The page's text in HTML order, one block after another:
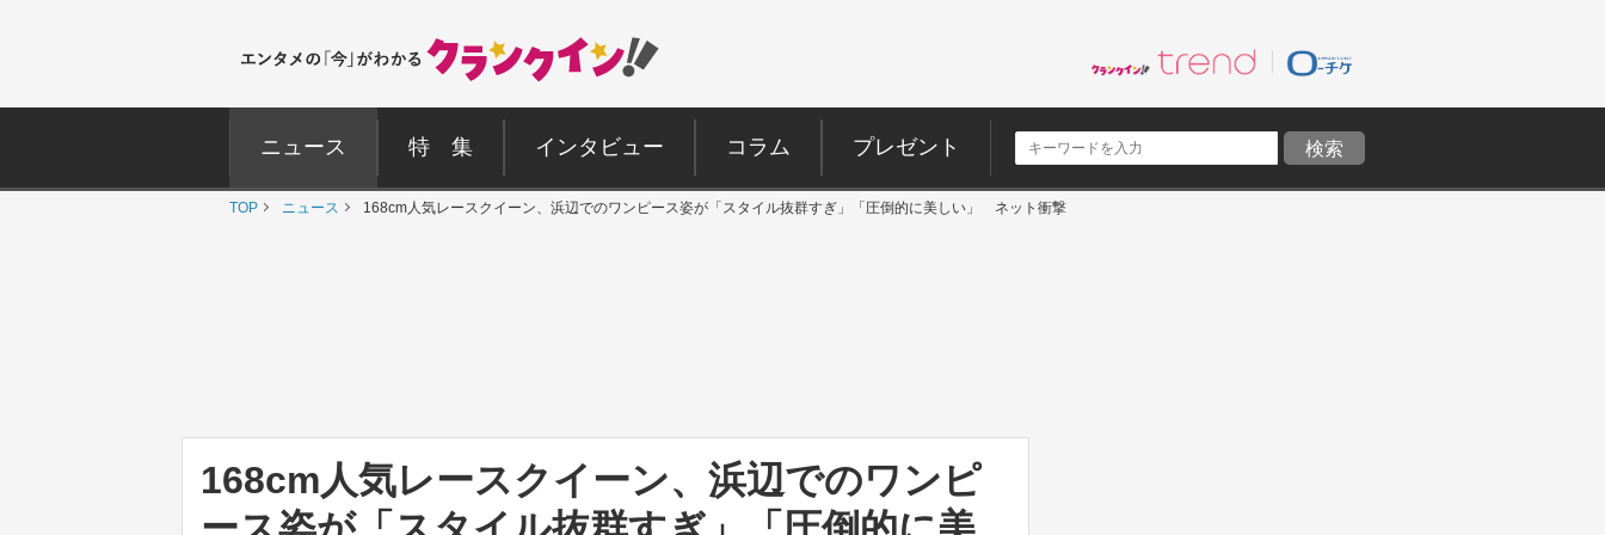
ニュース 特 集 インタビュー コラム プレゼント
TOP ニュース 168cm人気レースクイーン、浜辺でのワンピース姿が「スタイル抜群すぎ」「圧倒的に美しい」 ネット衝撃
168cm人気レースクイーン、浜辺でのワンピ